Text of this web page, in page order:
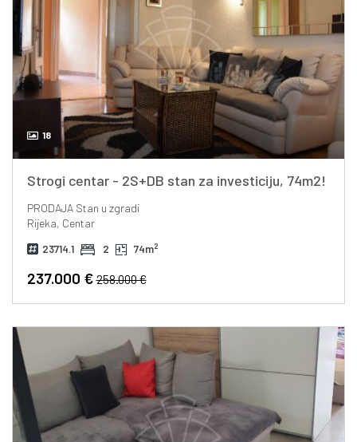
18
Strogi centar - 2S+DB stan za investiciju, 74m2!
PRODAJAStan u zgradi
Rijeka, Centar
23714.1 2 74m2
237.000 €258.000 €